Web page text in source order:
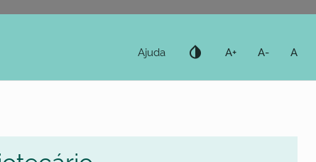
Ajuda invert_colors A+ A- A